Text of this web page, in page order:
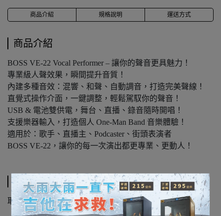
商品介紹 規格說明 運送方式
商品介紹
BOSS VE-22 Vocal Performer – 讓你的聲音更具魅力！
專業級人聲效果，瞬間提升音質！
內建多種音效：混響、和聲、自動調音，打造完美聲線！
直覺式操作介面，一鍵調整，輕鬆駕馭你的聲音！
USB & 電池雙供電，舞台、直播、錄音隨時開唱！
支援樂器輸入，打造個人 One-Man Band 音樂體驗！
適用於：歌手、直播主、Podcaster、街頭表演者
BOSS VE-22，讓你的每一次演出都更專業、更動人！
規格說明
取樣頻率:48 kHz